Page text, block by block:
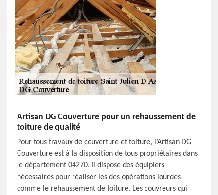
Artisan DG Couverture pour un rehaussement de
toiture de qualité
Pour tous travaux de couverture et toiture, l’Artisan DG
Couverture est à la disposition de tous propriétaires dans
le département 04270. Il dispose des équipiers
nécessaires pour réaliser les des opérations lourdes
comme le rehaussement de toiture. Les couvreurs qui